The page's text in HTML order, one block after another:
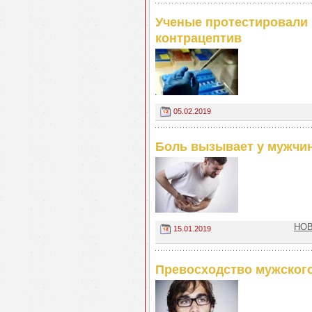
Ученые
контрацептив
05.02.2019
Боль вызывает у
15.01.2019
Превосходство